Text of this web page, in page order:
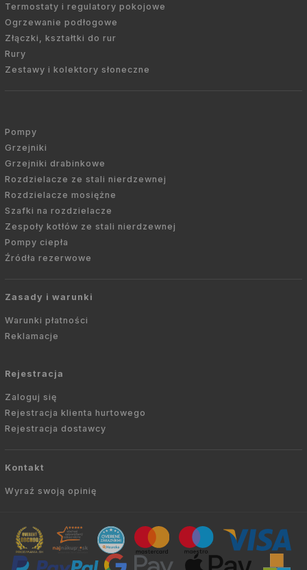
Termostaty i regulatory pokojowe
Ogrzewanie podłogowe
Złączki, kształtki do rur
Rury
Zestawy i kolektory słoneczne
Pompy
Grzejniki
Grzejniki drabinkowe
Rozdzielacze ze stali nierdzewnej
Rozdzielacze mosiężne
Szafki na rozdzielacze
Zespoły kotłów ze stali nierdzewnej
Pompy ciepła
Źródła rezerwowe
Zasady i warunki
Warunki płatności
Reklamacje
Rejestracja
Zaloguj się
Rejestracja klienta hurtowego
Rejestracja dostawcy
Kontakt
Wyraź swoją opinię